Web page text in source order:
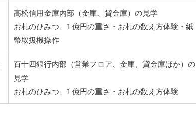
高松信用金庫内部（金庫、貸金庫）の見学
お札のひみつ、1 億円の重さ・お札の数え方体験・紙
幣取扱機操作
百十四銀行内部（営業フロア、金庫、貸金庫ほか）の
見学
お札のひみつ、1 億円の重さ・お札の数え方体験